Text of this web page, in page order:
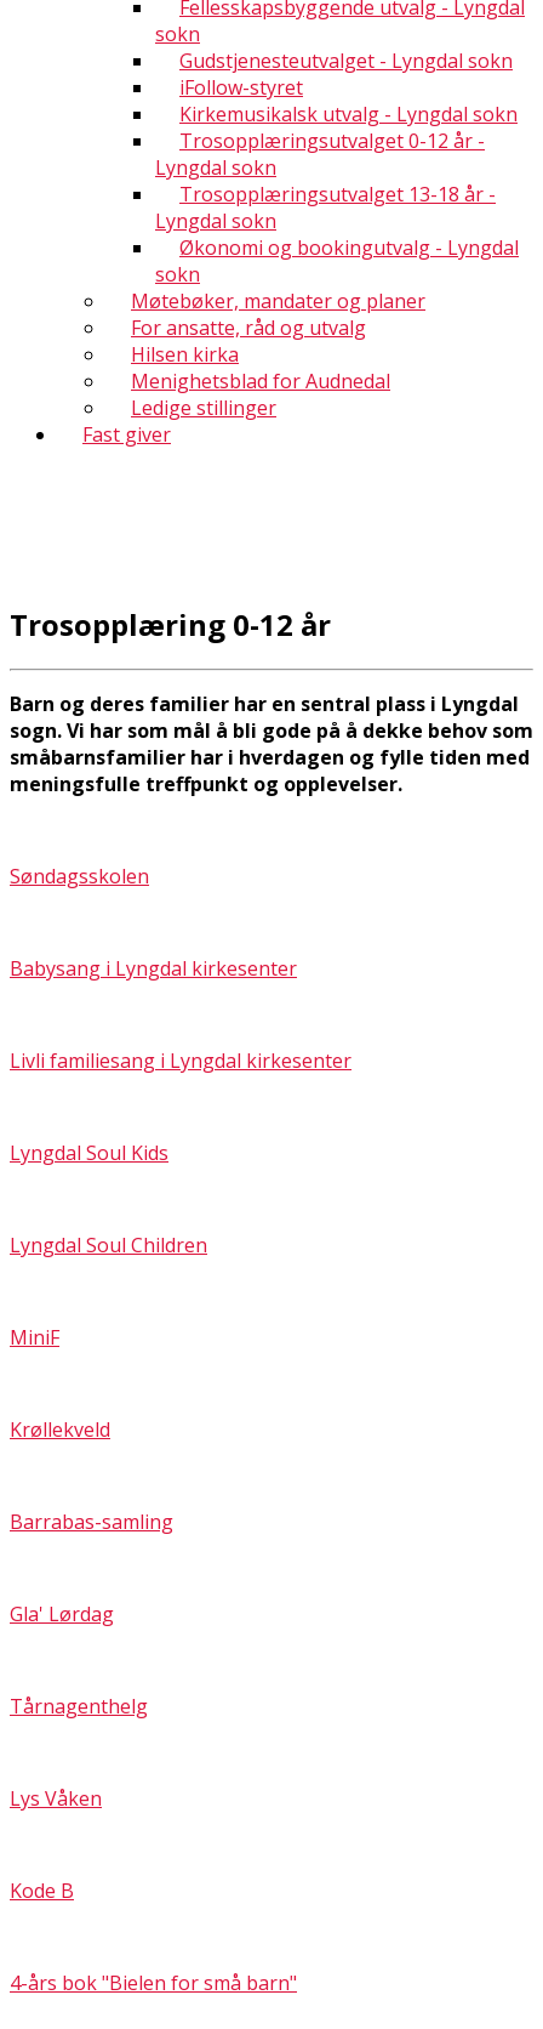
Fellesskapsbyggende utvalg - Lyngdal
sokn
Gudstjenesteutvalget - Lyngdal sokn
iFollow-styret
Kirkemusikalsk utvalg - Lyngdal sokn
Trosopplæringsutvalget 0-12 år -
Lyngdal sokn
Trosopplæringsutvalget 13-18 år -
Lyngdal sokn
Økonomi og bookingutvalg - Lyngdal
sokn
Møtebøker, mandater og planer
For ansatte, råd og utvalg
Hilsen kirka
Menighetsblad for Audnedal
Ledige stillinger
Fast giver
Trosopplæring 0-12 år
Barn og deres familier har en sentral plass i Lyngdal
sogn. Vi har som mål å bli gode på å dekke behov som
småbarnsfamilier har i hverdagen og fylle tiden med
meningsfulle treffpunkt og opplevelser.
Søndagsskolen
Babysang i Lyngdal kirkesenter
Livli familiesang i Lyngdal kirkesenter
Lyngdal Soul Kids
Lyngdal Soul Children
MiniF
Krøllekveld
Barrabas-samling
Gla' Lørdag
Tårnagenthelg
Lys Våken
Kode B
4-års bok "Bielen for små barn"